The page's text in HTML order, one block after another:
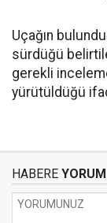
Uçağın
sürdüğü
gerekli
yürütüldüğü
HABERE